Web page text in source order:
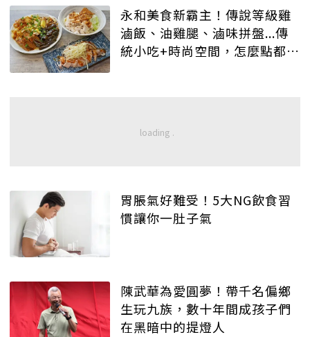
永和美食新霸主！傳說等級雞
滷飯、油雞腿、滷味拼盤...傳
統小吃+時尚空間，怎麼點都好
胃脹氣好難受！5大NG飲食習
慣讓你一肚子氣
陳武華為愛圓夢！帶千名偏鄉
生玩九族，數十年間成孩子們
在黑暗中的提燈人